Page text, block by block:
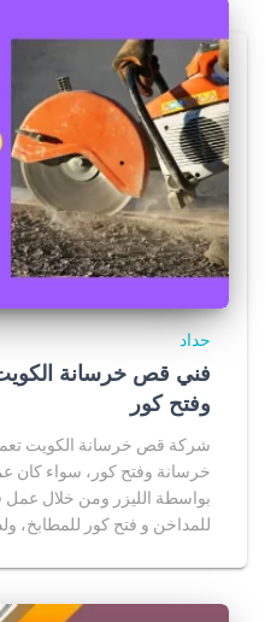
حداد
وفتح كور
شركة قص خرسانة الكويت
خرسانة وفتح كور، سواء كان
بواسطة الليزر ومن خلال
للمداخن و فتح كور للمطابخ،